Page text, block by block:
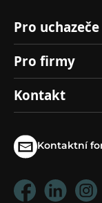
Pro uchazeče
Pro firmy
Kontakt
Kontaktní